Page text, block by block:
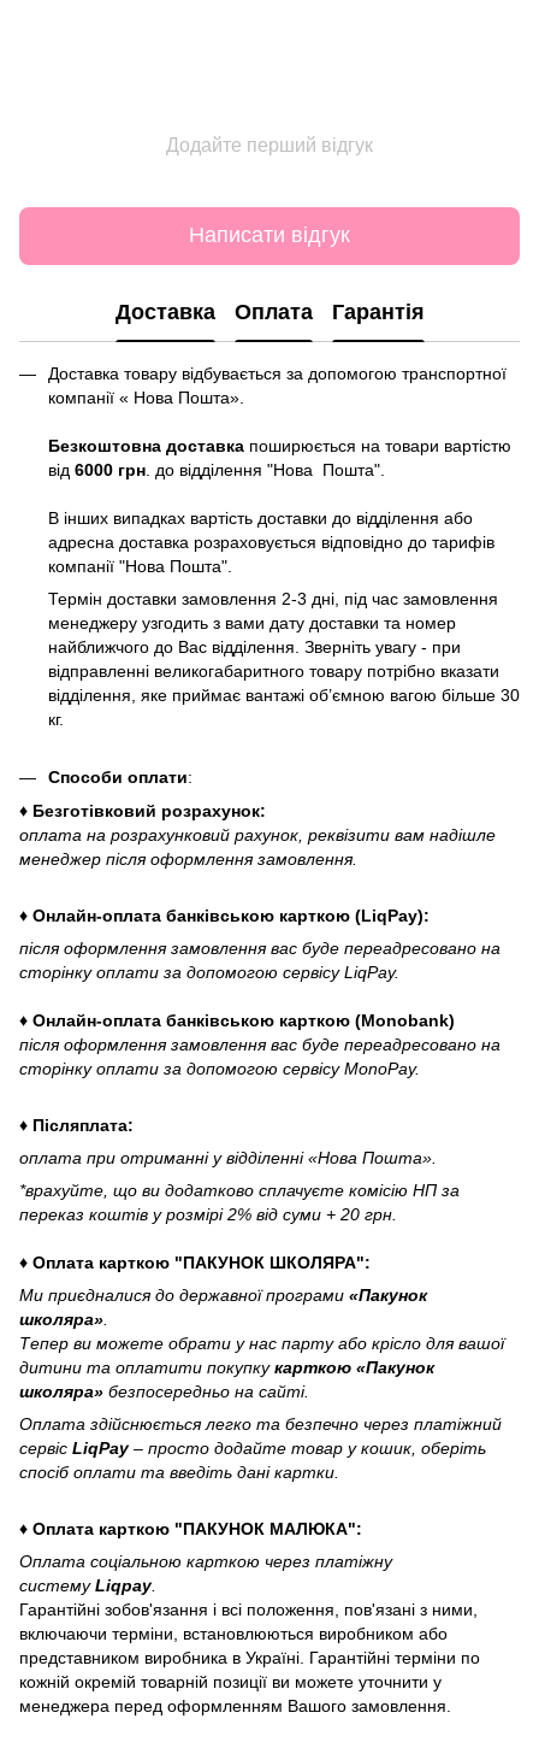
Додайте перший відгук
Написати відгук
Доставка Оплата Гарантія
Доставка товару відбувається за допомогою транспортної
компанії « Нова Пошта».
Безкоштовна доставка поширюється на товари вартістю
від 6000 грн . до відділення "Нова Пошта".
В інших випадках вартість доставки до відділення або
адресна доставка розраховується відповідно до тарифів
компанії "Нова Пошта".
Термін доставки замовлення 2-3 дні, під час замовлення
менеджеру узгодить з вами дату доставки та номер
найближчого до Вас відділення. Зверніть увагу - при
відправленні великогабаритного товару потрібно вказати
відділення, яке приймає вантажі об’ємною вагою більше 30
кг.
Способи оплати:
♦ Безготівковий розрахунок:
оплата на розрахунковий рахунок, реквізити вам надішле
менеджер після оформлення замовлення.
♦ Онлайн-оплата банківською карткою (LiqPay):
після оформлення замовлення вас буде переадресовано на
сторінку оплати за допомогою сервісу LiqPay.
♦ Онлайн-оплата банківською карткою (Monobank)
після оформлення замовлення вас буде переадресовано на
сторінку оплати за допомогою сервісу MonoPay.
♦ Післяплата:
оплата при отриманні у відділенні «Нова Пошта».
*врахуйте, що ви додатково сплачуєте комісію НП за
переказ коштів у розмірі 2% від суми + 20 грн.
♦ Оплата карткою "ПАКУНОК ШКОЛЯРА":
Ми приєдналися до державної програми «Пакунок
школяра».
Тепер ви можете обрати у нас парту або крісло для вашої
дитини та оплатити покупкукарткою «Пакунок
школяра» безпосередньо на сайті.
Оплата здійснюється легко та безпечно через платіжний
сервіс LiqPay– просто додайте товар у кошик, оберіть
спосіб оплати та введіть дані картки.
♦ Оплата карткою "ПАКУНОК МАЛЮКА":
Оплата соціальною карткою через платіжну
системуLiqpay.
Гарантійні зобов'язання і всі положення, пов'язані з ними,
включаючи терміни, встановлюються виробником або
представником виробника в Україні. Гарантійні терміни по
кожній окремій товарній позиції ви можете уточнити у
менеджера перед оформленням Вашого замовлення.